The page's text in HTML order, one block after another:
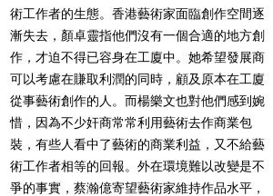
術工作者的生態。香港藝術家面臨創作空間逐
漸失去，顏卓靈指他們沒有一個合適的地方創
作，才迫不得已容身在工廈中。她希望發展商
可以考慮在賺取利潤的同時，顧及原本在工廈
從事藝術創作的人。而楊樂文也對他們感到婉
惜，因為不少奸商常常利用藝術去作商業包
裝，有些人看中了藝術的商業利益，又不給藝
術工作者相等的回報。外在環境難以改變是不
爭的事實，蔡瀚億寄望藝術家維持作品水平，